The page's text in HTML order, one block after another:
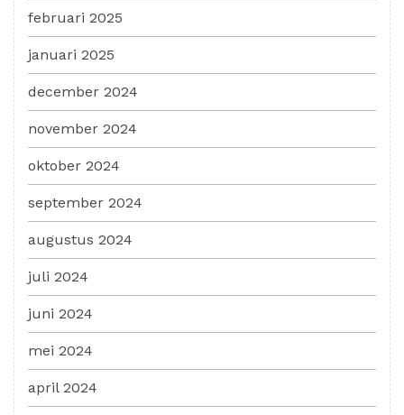
februari 2025
januari 2025
december 2024
november 2024
oktober 2024
september 2024
augustus 2024
juli 2024
juni 2024
mei 2024
april 2024